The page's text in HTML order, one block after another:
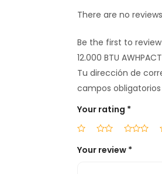
There are no
Be the first to review
12.000 BTU
Tu dirección de
campos
Your rating *
Your review *